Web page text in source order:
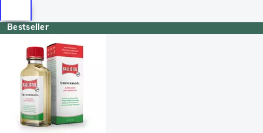
Bestseller